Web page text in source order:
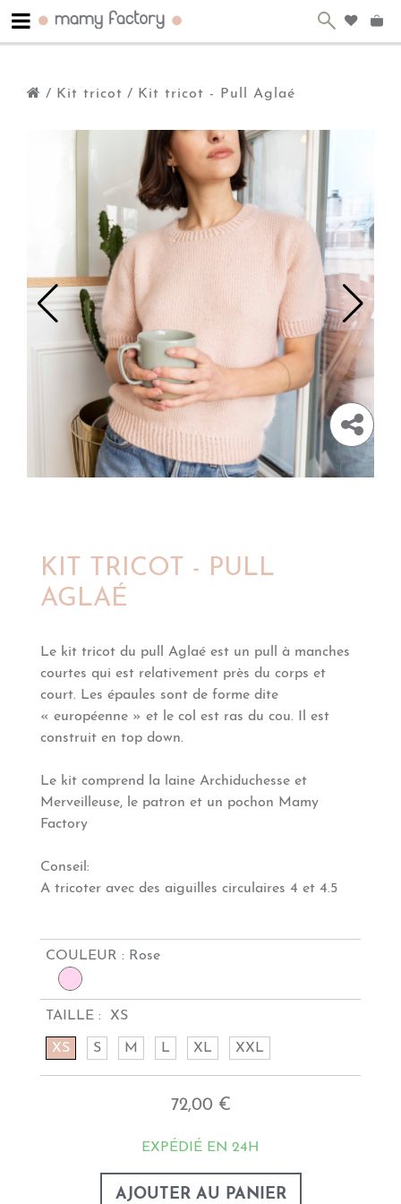
/ Kit tricot / Kit tricot - Pull Aglaé
KIT TRICOT - PULL
AGLAÉ
Le kit tricot du pull Aglaé est un pull à manches
courtes qui est relativement près du corps et
court. Les épaules sont de forme dite
« européenne » et le col est ras du cou. Il est
construit en top down.
Le kit comprend la laine Archiduchesse et
Merveilleuse, le patron et un pochon Mamy
Factory
Conseil:
A tricoter avec des aiguilles circulaires 4 et 4.5
COULEUR : Rose
TAILLE : XS
XS S M L XL XXL
72,00 €
EXPÉDIÉ EN 24H
AJOUTER AU PANIER